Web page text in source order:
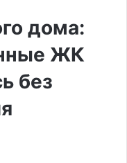
дома:
ЖК
без